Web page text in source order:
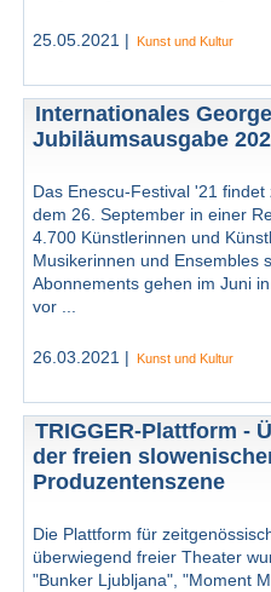
25.05.2021 | Kunst und Kultur
Internationales
Jubiläumsausgabe
Das Enescu-Festival '21
dem 26. September in einer
4.700 Künstlerinnen und
Musikerinnen und Ensembles
Abonnements gehen im Juni
vor ...
26.03.2021 | Kunst und Kultur
TRIGGER-Plattform -
der freien
Produzentenszene
Die Plattform für
überwiegend freier Theater
"Bunker Ljubljana", "Moment